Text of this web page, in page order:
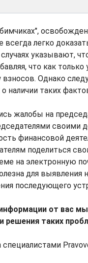
всегда легко
указывают,
что как
Однако
наличии таких
жалобы на
финансовой
поделиться
на электронную
для
последующего
от вас
таких